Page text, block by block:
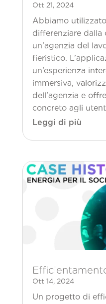
Ott 21, 2024
Abbiamo
differenziare dalla
un’agenzia del
fieristico.
un’esperienza
immersiva,
dell’agenzia e
concreto agli
Leggi di più
Ott 14, 2024
Un progetto di